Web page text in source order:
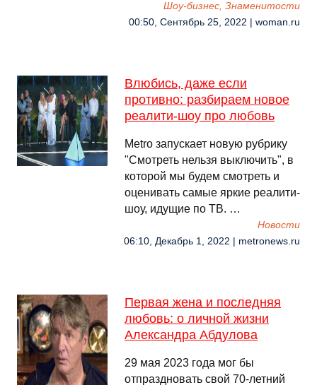
Шоу-бизнес, Знаменитости
00:50, Сентябрь 25, 2022 | woman.ru
Влюбись, даже если
противно: разбираем новое
реалити-шоу про любовь
Metro запускает новую рубрику
"Смотреть нельзя выключить", в
которой мы будем смотреть и
оценивать самые яркие реалити-
шоу, идущие по ТВ. …
Новости
06:10, Декабрь 1, 2022 | metronews.ru
Первая жена и последняя
любовь: о личной жизни
Александра Абдулова
29 мая 2023 года мог бы
отпраздновать свой 70-летний